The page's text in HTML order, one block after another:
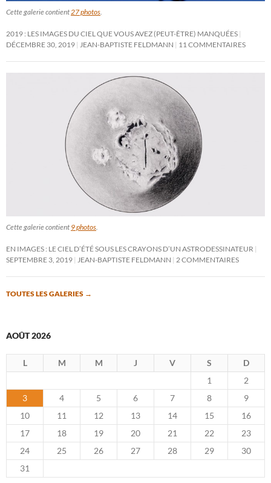
Cette galerie contient 27 photos
2019 : LES IMAGES DU CIEL QUE VOUS AVEZ (PEUT-ÊTRE) MANQUÉES
DÉCEMBRE 30, 2019
JEAN-BAPTISTE FELDMANN 11 COMMENTAIRES
Cette galerie contient 9 photos
EN IMAGES : LE CIEL D’ÉTÉ SOUS LES CRAYONS D’UN ASTRODESSINATEUR
SEPTEMBRE 3, 2019
JEAN-BAPTISTE FELDMANN 2 COMMENTAIRES
TOUTES LES GALERIES →
AOÛT 2026
L M M J V S
D
1
2
3
4 5 6 7 8
9
10
11 12 13 14 15
16
17
18 19 20 21 22
23
24
25 26 27 28 29
30
31